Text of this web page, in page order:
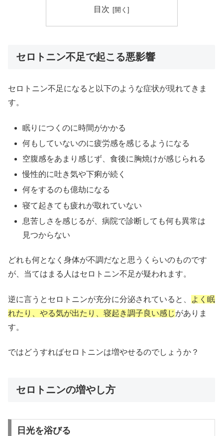
目次
セロトニン不足で起こる悪影響
セロトニン不足になると以下のような症状が現れてきま
す。
眠りにつくのに時間がかかる
何もしていないのに疲労感を感じるようになる
空腹感をあまり感じず、食後に胸焼けが感じられる
慢性的に吐き気や下痢が続く
何をするのも億劫になる
寝て起きても疲れが取れていない
息苦しさを感じるが、病院で診断しても何も異常は
見つからない
どれも何となく身体が不調だなと思うくらいのものです
が、当てはまる人はセロトニン不足が疑われます。
逆に言うとセロトニンが充分に分泌されていると、
よく眠
れたり、やる気が出たり、寝起き調子良い感じがありま
す。
ではどうすればセロトニンは増やせるのでしょうか？
セロトニンの増やし方
日光を浴びる